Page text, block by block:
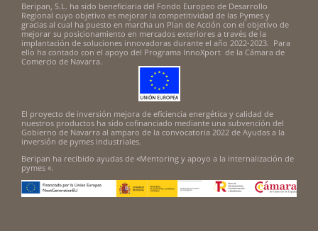
Beripan, S.L. ha sido beneficiaria del Fondo Europeo de Desarrollo
Regional cuyo objetivo es mejorar la competitividad de las Pymes y
gracias al cual ha puesto en marcha un Plan de Acción con el objetivo de
mejorar su posicionamiento en mercados exteriores a través de la
implantación de soluciones innovadoras durante el año 2022-2023. Para
ello ha contado con el apoyo del Programa InnoXport de la Cámara de
Comercio de Navarra.
El proyecto de inversión mejora de eficiencia energética y calidad de
nuestros productos ha sido cofinanciado mediante una subvención del
Gobierno de Navarra al amparo de la convocatoria 2022 de Ayudas a la
inversión de pymes industriales.
Beripan ha recibido ayudas de «Mentoring y apoyo a la internalización de
pymes «.